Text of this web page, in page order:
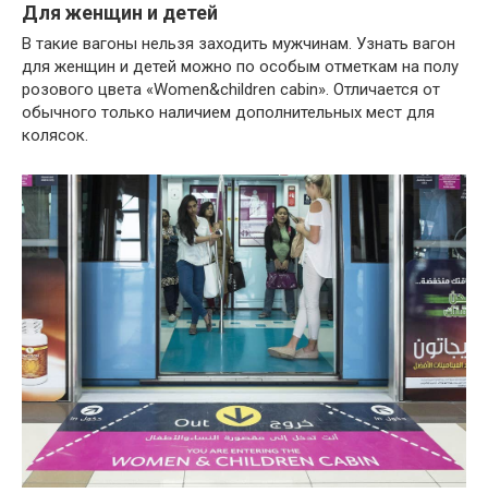
Для женщин и детей
В такие вагоны нельзя заходить мужчинам. Узнать вагон
для женщин и детей можно по особым отметкам на полу
розового цвета «Women&children cabin». Отличается от
обычного только наличием дополнительных мест для
колясок.